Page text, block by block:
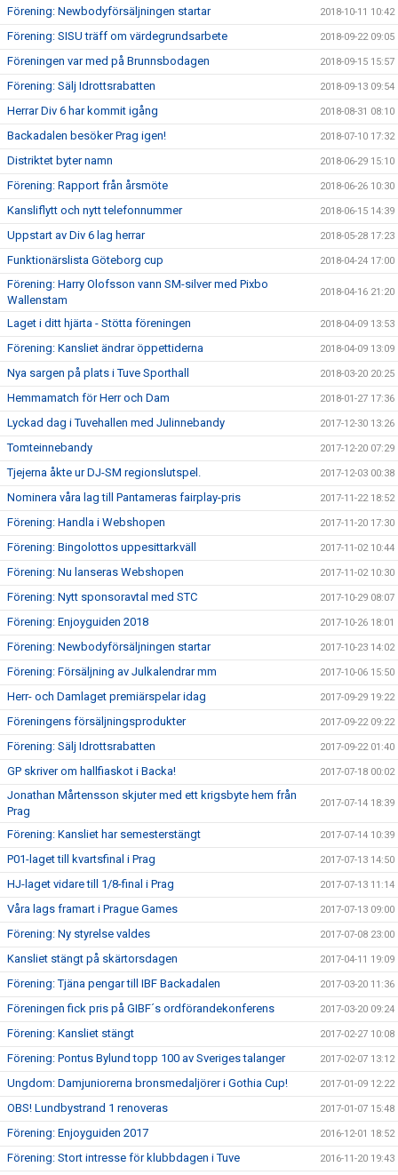
Förening: Newbodyförsäljningen startar 2018-10-11 10:42
Förening: SISU träff om värdegrundsarbete 2018-09-22 09:05
Föreningen var med på Brunnsbodagen 2018-09-15 15:57
Förening: Sälj Idrottsrabatten 2018-09-13 09:54
Herrar Div 6 har kommit igång 2018-08-31 08:10
Backadalen besöker Prag igen! 2018-07-10 17:32
Distriktet byter namn 2018-06-29 15:10
Förening: Rapport från årsmöte 2018-06-26 10:30
Kansliflytt och nytt telefonnummer 2018-06-15 14:39
Uppstart av Div 6 lag herrar 2018-05-28 17:23
Funktionärslista Göteborg cup 2018-04-24 17:00
Förening: Harry Olofsson vann SM-silver med Pixbo
Wallenstam
2018-04-16 21:20
Laget i ditt hjärta - Stötta föreningen 2018-04-09 13:53
Förening: Kansliet ändrar öppettiderna 2018-04-09 13:09
Nya sargen på plats i Tuve Sporthall 2018-03-20 20:25
Hemmamatch för Herr och Dam 2018-01-27 17:36
Lyckad dag i Tuvehallen med Julinnebandy 2017-12-30 13:26
Tomteinnebandy 2017-12-20 07:29
Tjejerna åkte ur DJ-SM regionslutspel. 2017-12-03 00:38
Nominera våra lag till Pantameras fairplay-pris 2017-11-22 18:52
Förening: Handla i Webshopen 2017-11-20 17:30
Förening: Bingolottos uppesittarkväll 2017-11-02 10:44
Förening: Nu lanseras Webshopen 2017-11-02 10:30
Förening: Nytt sponsoravtal med STC 2017-10-29 08:07
Förening: Enjoyguiden 2018 2017-10-26 18:01
Förening: Newbodyförsäljningen startar 2017-10-23 14:02
Förening: Försäljning av Julkalendrar mm 2017-10-06 15:50
Herr- och Damlaget premiärspelar idag 2017-09-29 19:22
Föreningens försäljningsprodukter 2017-09-22 09:22
Förening: Sälj Idrottsrabatten 2017-09-22 01:40
GP skriver om hallfiaskot i Backa! 2017-07-18 00:02
Jonathan Mårtensson skjuter med ett krigsbyte hem från
Prag
2017-07-14 18:39
Förening: Kansliet har semesterstängt 2017-07-14 10:39
P01-laget till kvartsfinal i Prag 2017-07-13 14:50
HJ-laget vidare till 1/8-final i Prag 2017-07-13 11:14
Våra lags framart i Prague Games 2017-07-13 09:00
Förening: Ny styrelse valdes 2017-07-08 23:00
Kansliet stängt på skärtorsdagen 2017-04-11 19:09
Förening: Tjäna pengar till IBF Backadalen 2017-03-20 11:36
Föreningen fick pris på GIBF´s ordförandekonferens 2017-03-20 09:24
Förening: Kansliet stängt 2017-02-27 10:08
Förening: Pontus Bylund topp 100 av Sveriges talanger 2017-02-07 13:12
Ungdom: Damjuniorerna bronsmedaljörer i Gothia Cup! 2017-01-09 12:22
OBS! Lundbystrand 1 renoveras 2017-01-07 15:48
Förening: Enjoyguiden 2017 2016-12-01 18:52
Förening: Stort intresse för klubbdagen i Tuve 2016-11-20 19:43